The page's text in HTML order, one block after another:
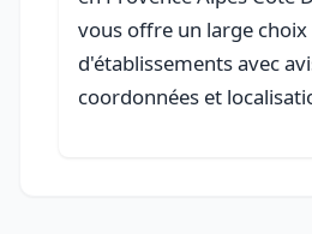
vous offre un large choix
d'établissements avec
coordonnées et